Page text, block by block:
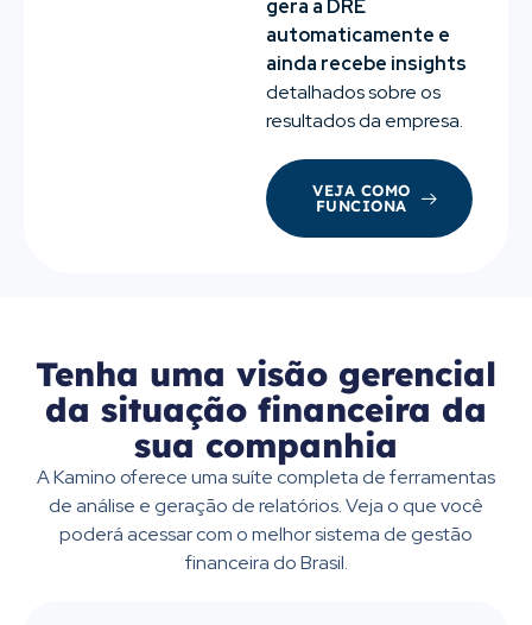
gera a DRE
automaticamente e
ainda recebe insights
detalhados sobre os
resultados da empresa.
VEJA COMO
FUNCIONA
Tenha uma visão gerencial
da situação financeira da
sua companhia​
A Kamino oferece uma suíte completa de ferramentas
de análise e geração de relatórios.Veja o que você
poderá acessar com o melhor sistema de gestão
financeira do Brasil.